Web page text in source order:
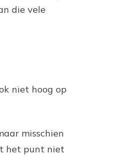
die vele
niet hoog op
misschien
het punt niet